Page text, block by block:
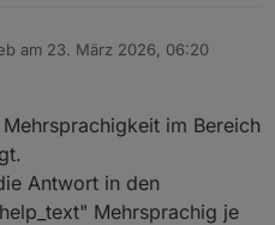
am 23. März 2026, 06:20
editiert von
im Bereich
Antwort in den
Mehrsprachig je